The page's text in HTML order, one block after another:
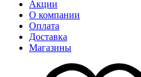
Акции
О компании
Оплата
Доставка
Магазины